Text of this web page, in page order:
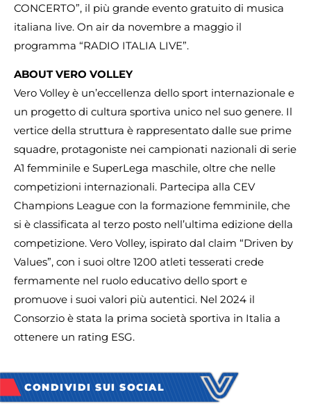
CONCERTO”, il più grande evento gratuito di musica
italiana live. On air da novembre a maggio il
programma “RADIO ITALIA LIVE”.
ABOUT VERO VOLLEY
Vero Volley è un’eccellenza dello sport internazionale e
un progetto di cultura sportiva unico nel suo genere. Il
vertice della struttura è rappresentato dalle sue prime
squadre, protagoniste nei campionati nazionali di serie
A1 femminile e SuperLega maschile, oltre che nelle
competizioni internazionali. Partecipa alla CEV
Champions League con la formazione femminile, che
si è classificata al terzo posto nell’ultima edizione della
competizione. Vero Volley, ispirato dal claim “Driven by
Values”, con i suoi oltre 1200 atleti tesserati crede
fermamente nel ruolo educativo dello sport e
promuove i suoi valori più autentici. Nel 2024 il
Consorzio è stata la prima società sportiva in Italia a
ottenere un rating ESG.
CONDIVIDI SUI SOCIAL